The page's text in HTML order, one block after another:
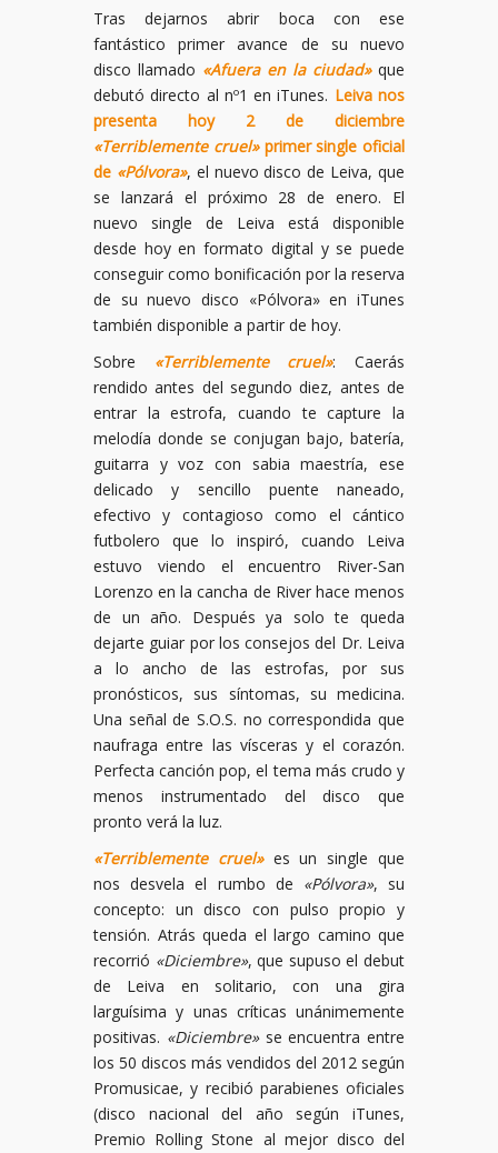
Tras dejarnos abrir boca con ese
fantástico primer avance de su nuevo
disco llamado «Afuera en la ciudad»que
debutó directo al nº1 en iTunes. Leiva nos
presenta hoy 2 de diciembre
«Terriblemente cruel»primer single oficial
de «Pólvora», el nuevo disco de Leiva, que
se lanzará el próximo 28 de enero. El
nuevo single de Leiva está disponible
desde hoy en formato digital y se puede
conseguir como bonificación por la reserva
de su nuevo disco «Pólvora» en iTunes
también disponible a partir de hoy.
Sobre «Terriblemente cruel»: Caerás
rendido antes del segundo diez, antes de
entrar la estrofa, cuando te capture la
melodía donde se conjugan bajo, batería,
guitarra y voz con sabia maestría, ese
delicado y sencillo puente naneado,
efectivo y contagioso como el cántico
futbolero que lo inspiró, cuando Leiva
estuvo viendo el encuentro River-San
Lorenzo en la cancha de River hace menos
de un año. Después ya solo te queda
dejarte guiar por los consejos del Dr. Leiva
a lo ancho de las estrofas, por sus
pronósticos, sus síntomas, su medicina.
Una señal de S.O.S. no correspondida que
naufraga entre las vísceras y el corazón.
Perfecta canción pop, el tema más crudo y
menos instrumentado del disco que
pronto verá la luz.
«Terriblemente cruel»es un single que
nos desvela el rumbo de «Pólvora», su
concepto: un disco con pulso propio y
tensión. Atrás queda el largo camino que
recorrió «Diciembre», que supuso el debut
de Leiva en solitario, con una gira
larguísima y unas críticas unánimemente
positivas. «Diciembre» se encuentra entre
los 50 discos más vendidos del 2012 según
Promusicae, y recibió parabienes oficiales
(disco nacional del año según iTunes,
Premio Rolling Stone al mejor disco del